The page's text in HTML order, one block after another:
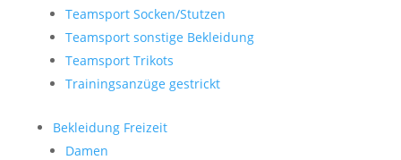
Teamsport Socken/Stutzen
Teamsport sonstige Bekleidung
Teamsport Trikots
Trainingsanzüge gestrickt
Bekleidung Freizeit
Damen